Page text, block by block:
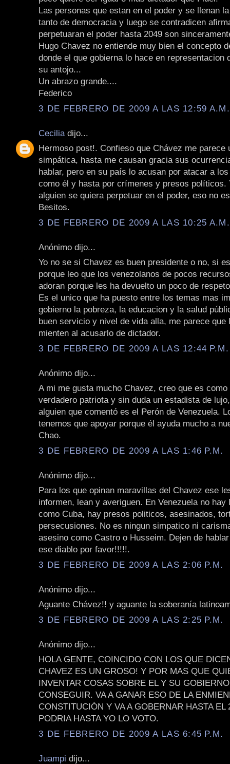
Las personas que estan en el poder y se llenan
tanto de democracia y luego se contradicen
perpetuaran el poder hasta 2049 son
Hugo Chavez no entiende muy bien el concepto
donde el que gobierna lo hace en representacion
su antojo...
Un abrazo grande....
Federico
3 DE FEBRERO DE 2009 A LAS 12:59 A.M.
Cecilia dijo...
Hermoso post!. Confieso que Chávez me parece
simpática, hasta me causan gracia sus
hablar, pero en su país lo acusan por atacar a
como él y hasta por crímenes y presos políticos.
alguien se quiera perpetuar en el poder, eso no
Besitos.
3 DE FEBRERO DE 2009 A LAS 10:25 A.M.
Anónimo dijo...
Yo no se si Chavez es buen presidente o no, si
porque leo que los venezolanos de pocos
adoran porque les ha devuelto un poco de
Es el unico que ha puesto entre los temas mas
gobierno la pobreza, la educacion y la salud
buen servicio y nivel de vida alla, me parece que
mienten al acusarlo de dictador.
3 DE FEBRERO DE 2009 A LAS 12:44 P.M.
Anónimo dijo...
A mi me gusta mucho Chavez, creo que es como
verdadero patriota y sin duda un estadista de
alguien que comentó es el Perón de Venezuela.
tenemos que apoyar porque él ayuda mucho a
Chao.
3 DE FEBRERO DE 2009 A LAS 1:46 P.M.
Anónimo dijo...
Para los que opinan maravillas del Chavez ese
informen, lean y averiguen. En Venezuela no hay
como Cuba, hay presos politicos, asesinados,
persecusiones. No es ningun simpatico ni
asesino como Castro o Husseim. Dejen de
ese diablo por favor!!!!!.
3 DE FEBRERO DE 2009 A LAS 2:06 P.M.
Anónimo dijo...
Aguante Chávez!! y aguante la soberanía
3 DE FEBRERO DE 2009 A LAS 2:25 P.M.
Anónimo dijo...
HOLA GENTE, COINCIDO CON LOS QUE
CHAVEZ ES UN GROSO! Y POR MAS QUE
INVENTAR COSAS SOBRE EL Y SU
CONSEGUIR. VA A GANAR ESO DE LA
CONSTITUCIÓN Y VA A GOBERNAR HASTA EL
PODRIA HASTA YO LO VOTO.
3 DE FEBRERO DE 2009 A LAS 6:45 P.M.
Juampi dijo...